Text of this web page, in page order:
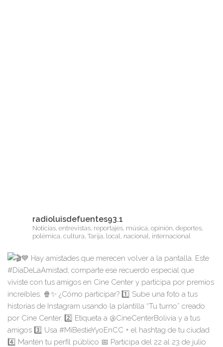
radioluisdefuentes93.1
Noticias, entrevistas, reportajes, música, opinión, deportes,
polémica, cultura, Tarija, local, nacional, internacional